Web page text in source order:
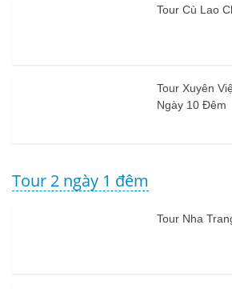
Tour Cù Lao
Tour Xuyên
Ngày 10 Đêm
Tour 2 ngày 1 đêm
Tour Nha